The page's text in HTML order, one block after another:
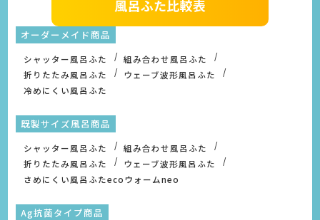
オーダーメイド商品
シャッター風呂ふた
組み合わせ風呂ふた
折りたたみ風呂ふた
ウェーブ波形風呂ふた
冷めにくい風呂ふた
既製サイズ風呂商品
シャッター風呂ふた
組み合わせ風呂ふた
折りたたみ風呂ふた
ウェーブ波形風呂ふた
さめにくい風呂ふたecoウォームneo
Ag抗菌タイプ商品